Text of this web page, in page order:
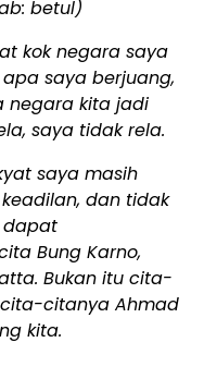
betul)
kok negara saya
saya berjuang,
negara kita jadi
saya tidak rela.
saya masih
dan tidak
dapat
Bung Karno,
Bukan itu cita-
citanya Ahmad
kita.